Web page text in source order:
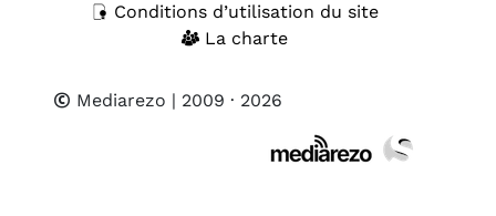
Conditions d’utilisation du site
La charte
Mediarezo | 2009 · 2026